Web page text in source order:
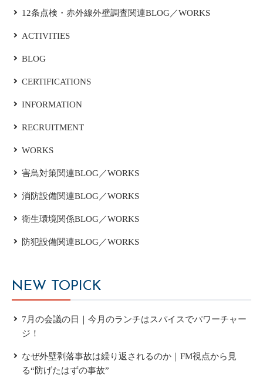
12条点検・赤外線外壁調査関連BLOG／WORKS
ACTIVITIES
BLOG
CERTIFICATIONS
INFORMATION
RECRUITMENT
WORKS
害鳥対策関連BLOG／WORKS
消防設備関連BLOG／WORKS
衛生環境関係BLOG／WORKS
防犯設備関連BLOG／WORKS
NEW TOPICK
7月の会議の日｜今月のランチはスパイスでパワーチャー
ジ！
なぜ外壁剥落事故は繰り返されるのか｜FM視点から見
る“防げたはずの事故”